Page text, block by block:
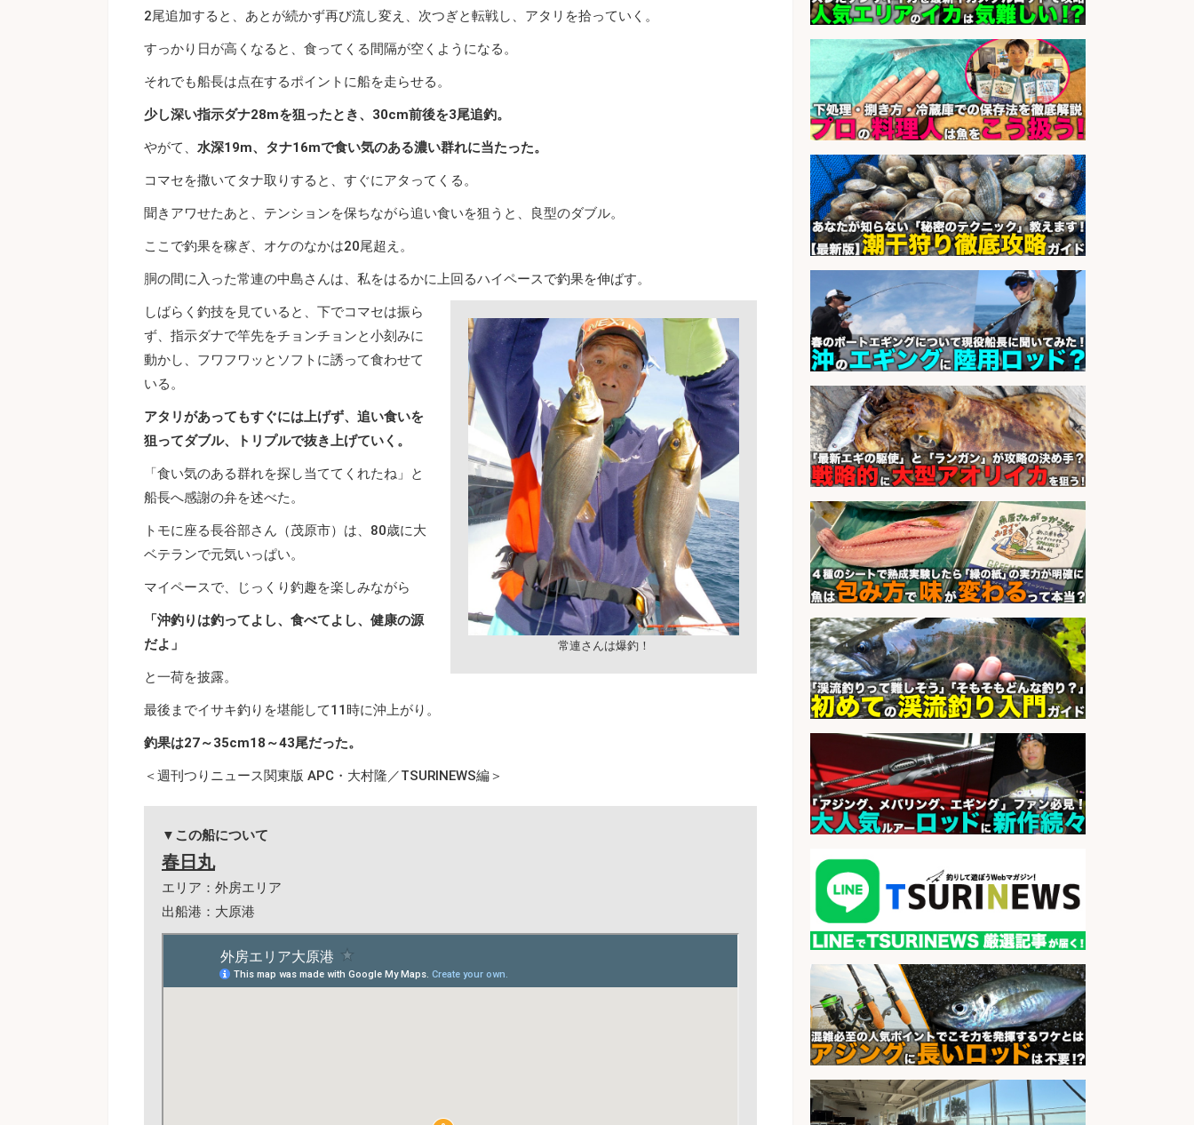
2尾追加すると、あとが続かず再び流し変え、次つぎと転戦し、アタリを拾っていく。
すっかり日が高くなると、食ってくる間隔が空くようになる。
それでも船長は点在するポイントに船を走らせる。
少し深い指示ダナ28mを狙ったとき、30cm前後を3尾追釣。
やがて、 水深19m、タナ16mで食い気のある濃い群れに当たった。
コマセを撒いてタナ取りすると、すぐにアタってくる。
聞きアワせたあと、テンションを保ちながら追い食いを狙うと、良型のダブル。
ここで釣果を稼ぎ、オケのなかは20尾超え。
胴の間に入った常連の中島さんは、私をはるかに上回るハイペースで釣果を伸ばす。
常連さんは爆釣！
しばらく釣技を見ていると、下でコマセは振ら
ず、指示ダナで竿先をチョンチョンと小刻みに
動かし、フワフワッとソフトに誘って食わせて
いる。
アタリがあってもすぐには上げず、追い食いを
狙ってダブル、トリプルで抜き上げていく。
「食い気のある群れを探し当ててくれたね」と
船長へ感謝の弁を述べた。
トモに座る長谷部さん（茂原市）は、80歳に大
ベテランで元気いっぱい。
マイペースで、じっくり釣趣を楽しみながら
「沖釣りは釣ってよし、食べてよし、健康の源
だよ」
と一荷を披露。
最後までイサキ釣りを堪能して11時に沖上がり。
釣果は27～35cm18～43尾だった。
＜週刊つりニュース関東版 APC・大村隆／TSURINEWS編＞
▼この船について
春日丸
エリア：外房エリア
出船港：大原港